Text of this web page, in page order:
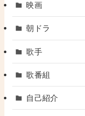
映画
朝ドラ
歌手
歌番組
自己紹介